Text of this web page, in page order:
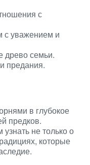
с
с уважением и
древо семьи.
предания.
в глубокое
предков.
не только о
которые